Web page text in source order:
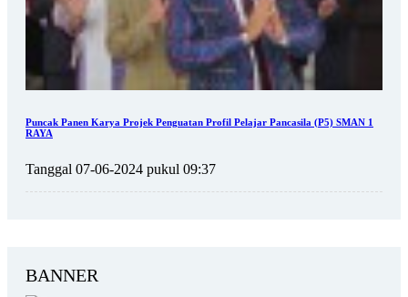
Puncak Panen Karya Projek Penguatan Profil Pelajar Pancasila (P5) SMAN 1
RAYA
Tanggal 07-06-2024 pukul 09:37
BANNER